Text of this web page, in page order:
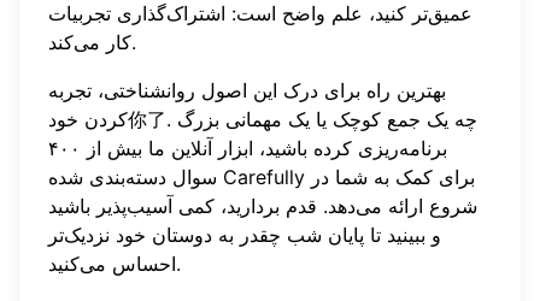
عمیق‌تر کنید، علم واضح است: اشتراک‌گذاری تجربیات
کار می‌کند.
بهترین راه برای درک این اصول روانشناختی، تجربه
کردن خود你了. چه یک جمع کوچک یا یک مهمانی بزرگ
برنامه‌ریزی کرده باشید، ابزار آنلاین
ما بیش از ۴۰۰
سوال دسته‌بندی شده Carefully برای کمک به شما در
شروع ارائه می‌دهد. قدم بردارید، کمی آسیب‌پذیر باشید
و ببینید تا پایان شب چقدر به دوستان خود نزدیک‌تر
احساس می‌کنید.